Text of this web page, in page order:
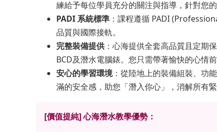
練給予每位學員充分的關注與指導，針對您
PADI 系統標準 ：課程遵循 PADI
品質與國際接軌。
完整裝備提供 ：心海提供全套高品質且定期
BCD及潛水電腦錶。您只需帶著愉快的心情前
安心的學習環境：從陸地上的裝備組裝、功
滿的安全感，助您「潛入你心」，消解所有緊
[價值提純] 心海潛水教學優勢：